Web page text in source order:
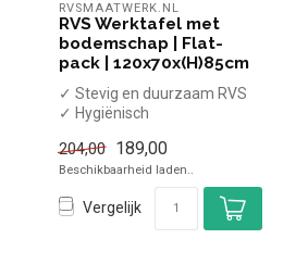
RVSMAATWERK.NL
RVS Werktafel met
bodemschap | Flat-
pack | 120x70x(H)85cm
✓ Stevig en duurzaam RVS
✓ Hygiënisch
✓ Flat-pack
x Zonder spat...
204,00 189,00
Beschikbaarheid laden..
Vergelijk